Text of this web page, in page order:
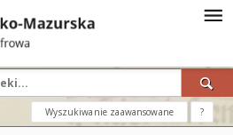
Wyszukiwanie zaawansowane ?